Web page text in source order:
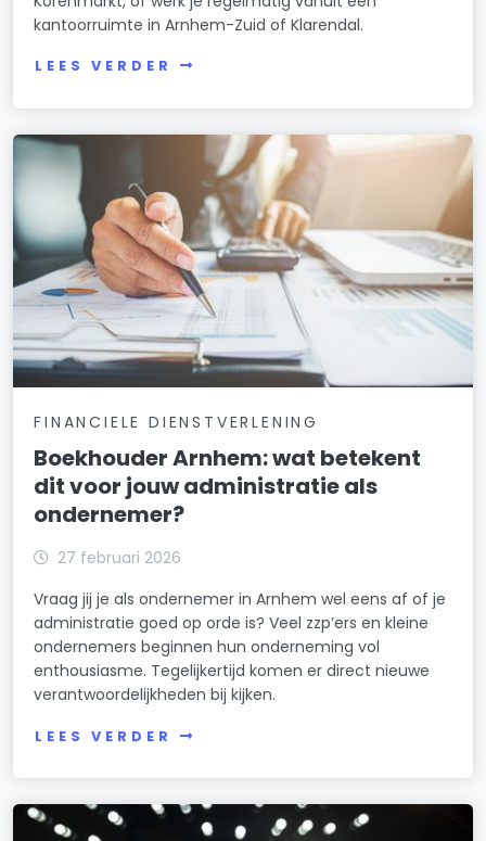
kantoorruimte in Arnhem-Zuid of Klarendal.
LEES VERDER
FINANCIELE DIENSTVERLENING
Boekhouder Arnhem: wat betekent
dit voor jouw administratie als
ondernemer?
27 februari 2026
Vraag jij je als ondernemer in Arnhem wel eens af of je
administratie goed op orde is? Veel zzp’ers en kleine
ondernemers beginnen hun onderneming vol
enthousiasme. Tegelijkertijd komen er direct nieuwe
verantwoordelijkheden bij kijken.
LEES VERDER